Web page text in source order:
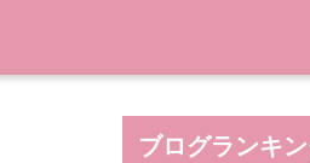
ブログランキ